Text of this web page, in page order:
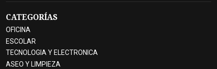
CATEGORÍAS
OFICINA
ESCOLAR
TECNOLOGIA Y ELECTRONICA
ASEO Y LIMPIEZA